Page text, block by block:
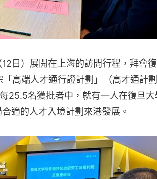
日）展開在上海的訪問行程，拜會
高端人才通行證計劃」（高才通計劃
25.5名獲批者中，就有一人在復旦大
適的人才入境計劃來港發展。